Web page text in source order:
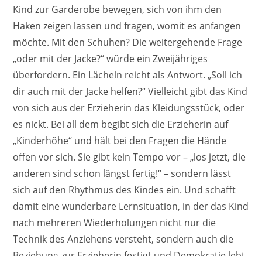
Kind zur Garderobe bewegen, sich von ihm den
Haken zeigen lassen und fragen, womit es anfangen
möchte. Mit den Schuhen? Die weitergehende Frage
„oder mit der Jacke?“ würde ein Zweijähriges
überfordern. Ein Lächeln reicht als Antwort. „Soll ich
dir auch mit der Jacke helfen?“ Vielleicht gibt das Kind
von sich aus der Erzieherin das Kleidungsstück, oder
es nickt. Bei all dem begibt sich die Erzieherin auf
„Kinderhöhe“ und hält bei den Fragen die Hände
offen vor sich. Sie gibt kein Tempo vor – „los jetzt, die
anderen sind schon längst fertig!“ – sondern lässt
sich auf den Rhythmus des Kindes ein. Und schafft
damit eine wunderbare Lernsituation, in der das Kind
nach mehreren Wiederholungen nicht nur die
Technik des Anziehens versteht, sondern auch die